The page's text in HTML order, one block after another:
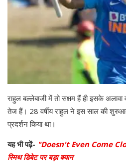
राहुल बल्लेबाजी में तो सक्षम हैं ही इसके
तेज हैं। 28 वर्षीय राहुल ने इस साल की
प्रदर्शन किया था।
यह भी पढ़ें- "Doesn't Even Come
स्मिथ डिबेट पर बड़ा बयान